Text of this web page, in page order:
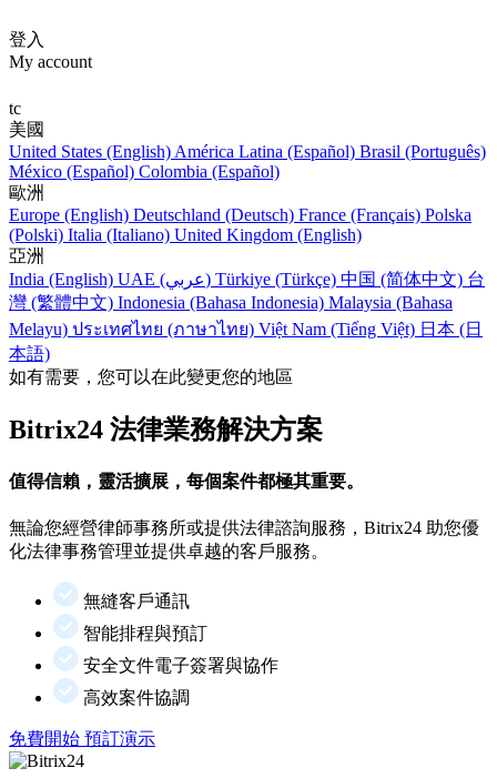
登入
My account
tc
美國
United States (English) América Latina (Español) Brasil (Português)
México (Español) Colombia (Español)
歐洲
Europe (English) Deutschland (Deutsch) France (Français) Polska
(Polski) Italia (Italiano) United Kingdom (English)
亞洲
India (English)
UAE (عربي) Türkiye (Türkçe) 中国 (简体中文) 台
灣 (繁體中文) Indonesia (Bahasa Indonesia) Malaysia (Bahasa
Melayu) ประเทศไทย (ภาษาไทย) Việt Nam (Tiếng Việt) 日本 (日
本語)
如有需要，您可以在此變更您的地區
Bitrix24 法律業務解決方案
值得信賴，靈活擴展，每個案件都極其重要。
無論您經營律師事務所或提供法律諮詢服務，Bitrix24 助您優
化法律事務管理並提供卓越的客戶服務。
無縫客戶通訊
智能排程與預訂
安全文件電子簽署與協作
高效案件協調
免費開始 預訂演示